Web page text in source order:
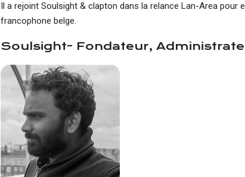
Il a rejoint Soulsight & clapton dans la relance Lan-Area
francophone belge.
Soulsight- Fondateur,